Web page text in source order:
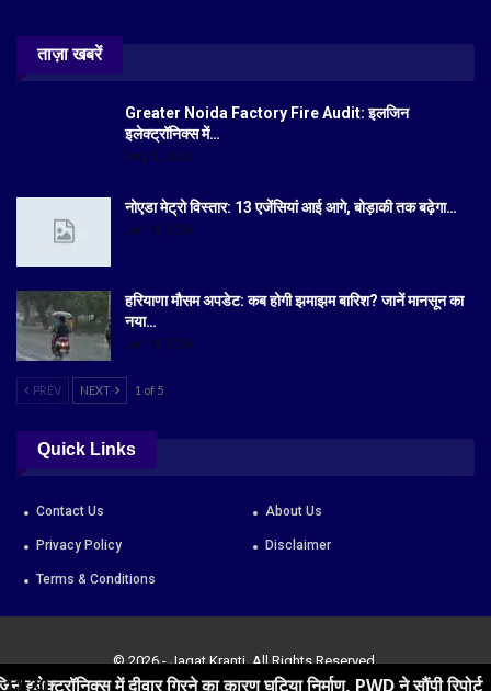
ताज़ा खबरें
Greater Noida Factory Fire Audit: इलजिन
इलेक्ट्रॉनिक्स में…
Aug 6, 2026
नोएडा मेट्रो विस्तार: 13 एजेंसियां आई आगे, बोड़ाकी तक बढ़ेगा…
Jul 19, 2026
हरियाणा मौसम अपडेट: कब होगी झमाझम बारिश? जानें मानसून का
नया…
Jul 18, 2026
PREV NEXT 1 of 5
Quick Links
Contact Us About Us
Privacy Policy Disclaimer
Terms & Conditions
© 2026 - Jagat Kranti. All Rights Reserved.
दीवार गिरने का कारण घटिया निर्माण, PWD ने सौंपी रिपोर्ट
11:20